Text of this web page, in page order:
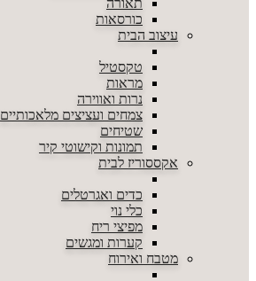
כורסאות
עיצוב הבית
טקסטיל
מראות
נרות ואווירה
צמחים ועציצים מלאכותיים
שטיחים
תמונות וקישוטי קיר
אקססוריז לבית
כדים ואגרטלים
כלי נוי
מפיצי ריח
קערות ומגשים
מטבח ואירוח